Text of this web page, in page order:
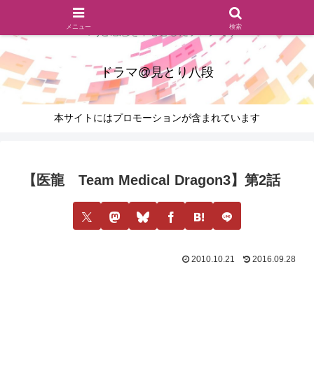
ドラマのシーンとセリフを切り取ったあらすじレビュー(復習ネタ
バレ)と感想を中心としたブログです
ドラマ@見とり八段
本サイトにはプロモーションが含まれています
【医龍 Team Medical Dragon3】第2話
2010.10.21 2016.09.28
メニュー 検索